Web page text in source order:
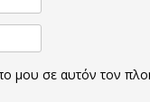
μου σε αυτόν τον